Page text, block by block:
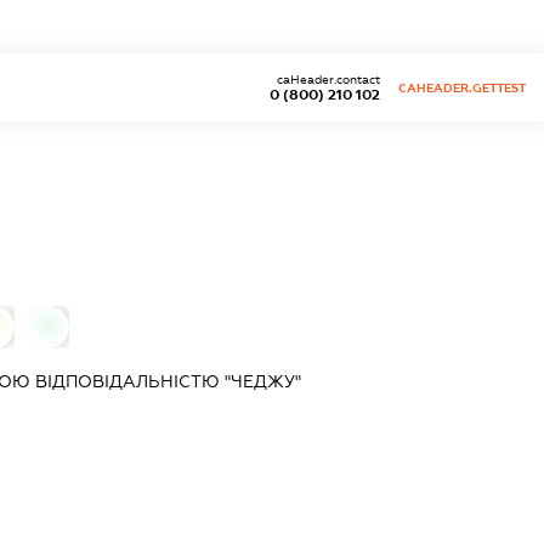
0 (800) 210 102
caHeader.contact
CAHEADER.GETTEST
ВІДПОВІДАЛЬНІСТЮ "ЧЕДЖУ"